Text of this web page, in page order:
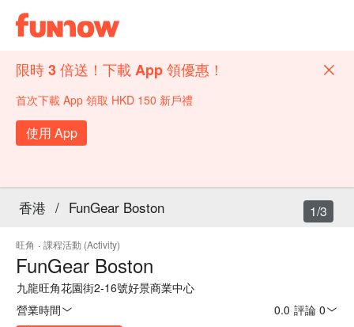
限時 3 倍送！下載 App 領優惠！
首次下載 App 領取 HKD 150 新戶禮
使用 App
香港 / FunGear Boston
旺角 · 課程活動 (Activity)
FunGear Boston
九龍旺角花園街2-16號好景商業中心
營業時間
0.0 評論 0
1/3